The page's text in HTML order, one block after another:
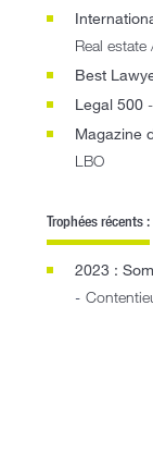
Real
Best
Legal 500
Magazine
LBO
Trophées récents :
2023 :